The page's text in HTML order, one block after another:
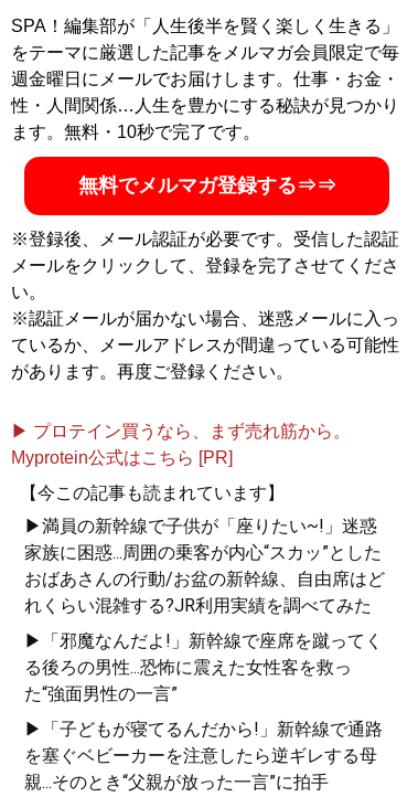
SPA！編集部が「人生後半を賢く楽しく生きる」
をテーマに厳選した記事をメルマガ会員限定で毎
週金曜日にメールでお届けします。仕事・お金・
性・人間関係…人生を豊かにする秘訣が見つかり
ます。無料・10秒で完了です。
無料でメルマガ登録する⇒⇒
※登録後、メール認証が必要です。受信した認証
メールをクリックして、登録を完了させてくださ
い。
※認証メールが届かない場合、迷惑メールに入っ
ているか、メールアドレスが間違っている可能性
があります。再度ご登録ください。
▶ プロテイン買うなら、まず売れ筋から。
Myprotein公式はこちら [PR]
【今この記事も読まれています】
▶満員の新幹線で子供が「座りたい~!」迷惑
家族に困惑...周囲の乗客が内心“スカッ”とした
おばあさんの行動/お盆の新幹線、自由席はど
れくらい混雑する?JR利用実績を調べてみた
▶「邪魔なんだよ!」新幹線で座席を蹴ってく
る後ろの男性...恐怖に震えた女性客を救っ
た“強面男性の一言”
▶「子どもが寝てるんだから!」新幹線で通路
を塞ぐベビーカーを注意したら逆ギレする母
親...そのとき“父親が放った一言”に拍手